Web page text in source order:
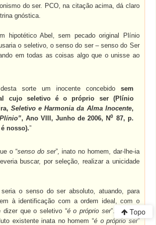
do ser. PCO, na citação acima, dá claro
gnóstica.
hipotético Abel, sem pecado original Plínio
o seletivo, o senso do ser – senso do Ser
em todas as coisas algo que o unisse ao
desta sorte um inocente concebido sem
cujo seletivo é o próprio ser (Plínio
Seletivo e Harmonia da Alma Inocente,
, Ano VIII, Junho de 2006, N0 87, p.
nosso).”
o “senso do ser”, inato no homem, dar-lhe-ia
buscar, por seleção, realizar a unicidade
o senso do ser absoluto, atuando, para
à identificação com a ordem ideal, com o
dizer que o seletivo “é o próprio ser”. Logo, a
existente inata no homem “é o próprio ser”
Topo